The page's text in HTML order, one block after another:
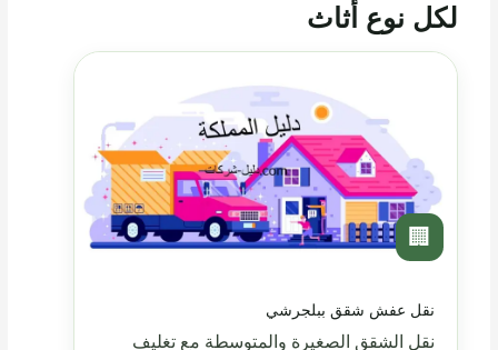
لكل نوع أثاث
🏢
نقل عفش شقق ببلجرشي
نقل الشقق الصغيرة والمتوسطة مع تغليف